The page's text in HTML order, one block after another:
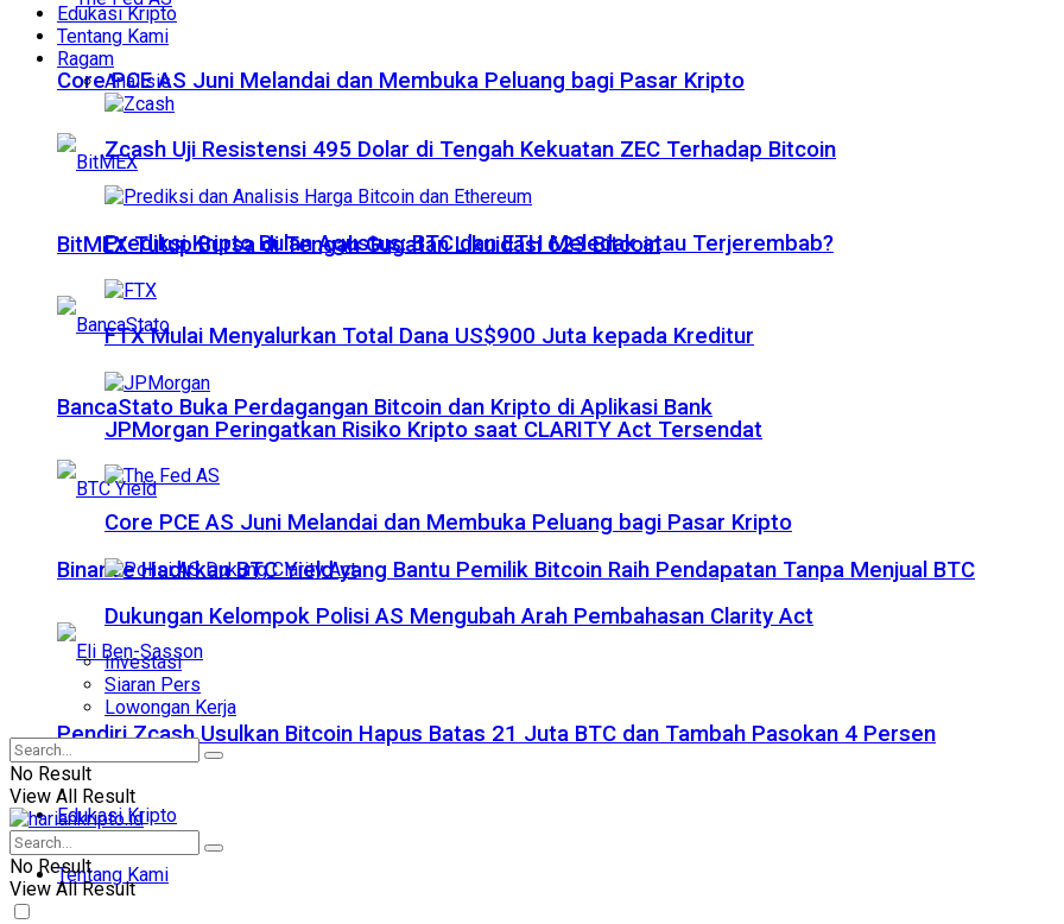
Core PCE AS Juni Melandai dan Membuka Peluang bagi Pasar Kripto
BitMEX Tutup Bursa di Tengah Gugatan Likuidasi 623 Bitcoin
BancaStato Buka Perdagangan Bitcoin dan Kripto di Aplikasi Bank
Binance Hadirkan BTC Yield yang Bantu Pemilik Bitcoin Raih Pendapatan Tanpa Menjual BTC
Pendiri Zcash Usulkan Bitcoin Hapus Batas 21 Juta BTC dan Tambah Pasokan 4 Persen
Edukasi Kripto
Tentang Kami
Edukasi Kripto
Tentang Kami
Ragam
Analisis
Zcash Uji Resistensi 495 Dolar di Tengah Kekuatan ZEC Terhadap Bitcoin
Prediksi Kripto Bulan Agustus: BTC dan ETH Meledak atau Terjerembab?
FTX Mulai Menyalurkan Total Dana US$900 Juta kepada Kreditur
JPMorgan Peringatkan Risiko Kripto saat CLARITY Act Tersendat
Core PCE AS Juni Melandai dan Membuka Peluang bagi Pasar Kripto
Dukungan Kelompok Polisi AS Mengubah Arah Pembahasan Clarity Act
Investasi
Siaran Pers
Lowongan Kerja
No Result
View All Result
No Result
View All Result